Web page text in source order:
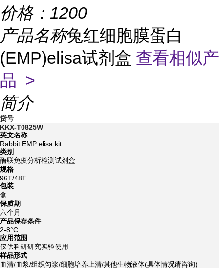
价格： 1200
产品名称兔红细胞膜蛋白
(EMP)elisa试剂盒 查看相似产
品 >
简介
贷号
KKX-T0825W
英文名称
Rabbit EMP elisa kit
类别
酶联免疫分析检测试剂盒
规格
96T/48T
包装
盒
保质期
六个月
产品保存条件
2-8°C
应用范围
仅供科研研究实验使用
样品形式
血清/血浆/组织匀浆/细胞培养上清/其他生物液体(具体情况请咨询)